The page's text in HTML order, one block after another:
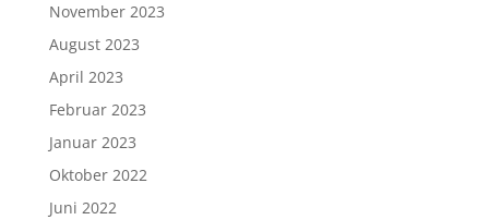
November 2023
August 2023
April 2023
Februar 2023
Januar 2023
Oktober 2022
Juni 2022